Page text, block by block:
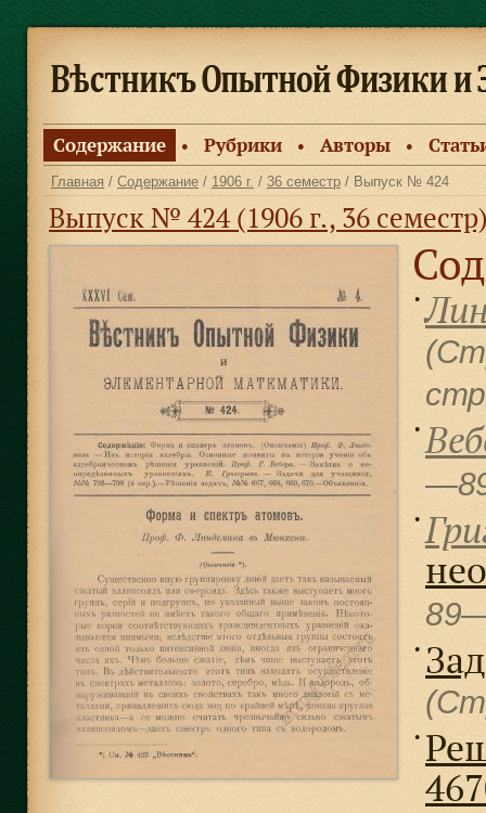
Содержание ● Рубрики ● Авторы ●
Главная / Содержание / 1906 г. / 36 семестр / Выпуск № 424
Выпуск № 424 (1906 г., 36
●
●
●
●
●